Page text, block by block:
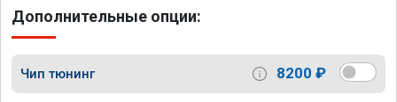
Дополнительные опции:
Чип тюнинг 8200 ₽